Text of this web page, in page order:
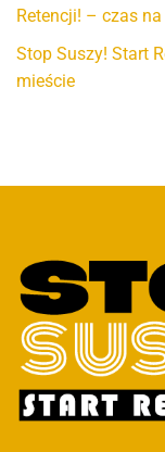
Retencji! – czas na
Stop Suszy! Start
mieście